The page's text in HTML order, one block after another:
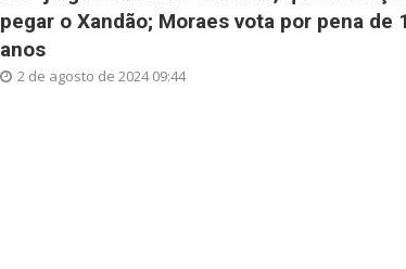
pegar o Xandão; Moraes vota por pena de
anos
2 de agosto de 2024 09:44